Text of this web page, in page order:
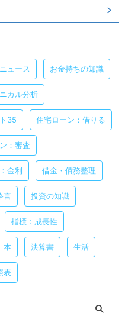
ュース お金持ちの知識
カル分析
35 住宅ローン：借りる
：審査
金利 借金・債務整理
言 投資の知識
指標：成長性
本 決算書 生活
表